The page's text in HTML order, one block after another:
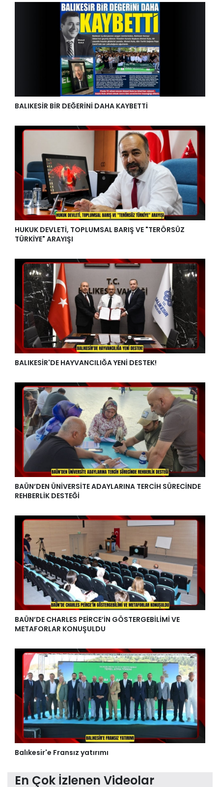
BALIKESİR BİR DEĞERİNİ DAHA KAYBETTİ
HUKUK DEVLETİ, TOPLUMSAL BARIŞ VE "TERÖRSÜZ
TÜRKİYE" ARAYIŞI
BALIKESİR'DE HAYVANCILIĞA YENİ DESTEK!
BAÜN’DEN ÜNİVERSİTE ADAYLARINA TERCİH SÜRECİNDE
REHBERLİK DESTEĞİ
BAÜN’DE CHARLES PEİRCE’İN GÖSTERGEBİLİMİ VE
METAFORLAR KONUŞULDU
Balıkesir'e Fransız yatırımı
En Çok İzlenen Videolar